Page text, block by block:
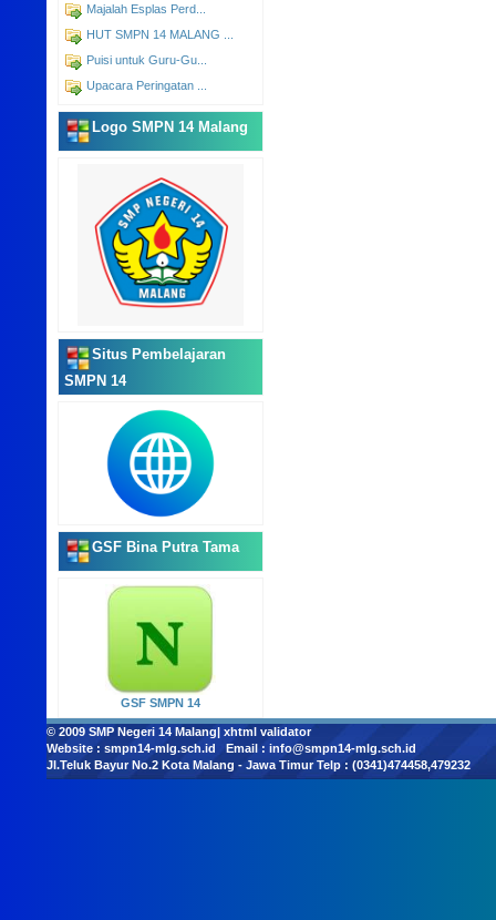
Majalah Esplas Perd...
HUT SMPN 14 MALANG ...
Puisi untuk Guru-Gu...
Upacara Peringatan ...
Logo SMPN 14 Malang
Situs Pembelajaran
SMPN 14
GSF Bina Putra Tama
GSF SMPN 14
© 2009 SMP Negeri 14 Malang xhtml validator
Website : smpn14-mlg.sch.id Email : info@smpn14-mlg.sch.id
Jl.Teluk Bayur No.2 Kota Malang - Jawa Timur Telp : (0341)474458,479232